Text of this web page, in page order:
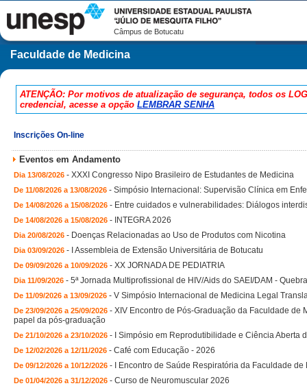
Câmpus de Botucatu
Faculdade de Medicina
ATENÇÃO: Por motivos de atualização de segurança, todos os
credencial, acesse a opção LEMBRAR SENHA
Inscrições On-line
Eventos em Andamento
Dia 13/08/2026 - XXXI Congresso Nipo Brasileiro de Estudantes de Medicina
De 11/08/2026 a 13/08/2026 - Simpósio Internacional: Supervisão Clínica em
De 14/08/2026 a 15/08/2026 - Entre cuidados e vulnerabilidades: Diálogos
De 14/08/2026 a 15/08/2026 - INTEGRA 2026
Dia 20/08/2026 - Doenças Relacionadas ao Uso de Produtos com Nicotina
Dia 03/09/2026 - I Assembleia de Extensão Universitária de Botucatu
De 09/09/2026 a 10/09/2026 - XX JORNADA DE PEDIATRIA
Dia 11/09/2026 - 5ª Jornada Multiprofissional de HIV/Aids do SAEI/DAM -
De 11/09/2026 a 13/09/2026 - V Simpósio Internacional de Medicina Legal
De 23/09/2026 a 25/09/2026 - XIV Encontro de Pós-Graduação da Faculdade de
papel da pós-graduação
De 21/10/2026 a 23/10/2026 - I Simpósio em Reprodutibilidade e Ciência Aberta
De 12/02/2026 a 12/11/2026 - Café com Educação - 2026
De 09/12/2026 a 10/12/2026 - I Encontro de Saúde Respiratória da Faculdade
De 01/04/2026 a 31/12/2026 - Curso de Neuromuscular 2026